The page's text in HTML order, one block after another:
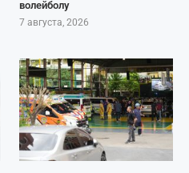
волейболу
7 августа, 2026